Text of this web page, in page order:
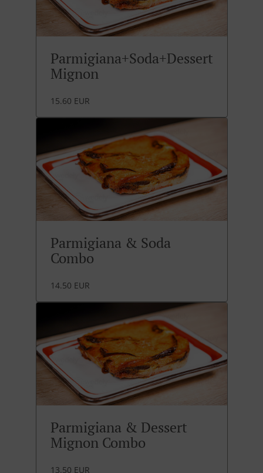
Parmigiana+Soda+Dessert
Mignon
15.60 EUR
Parmigiana & Soda
Combo
14.50 EUR
Parmigiana & Dessert
Mignon Combo
13.50 EUR